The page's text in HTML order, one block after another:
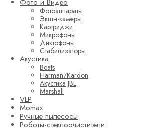
Фото и Видео
Фотоаппараты
Экшн-камеры
Картриджи
Микрофоны
Диктофоны
Стабилизаторы
Акустика
Beats
Harman/Kardon
Акустика JBL
Marshall
VLP
Momax
Ручные пылесосы
Роботы-стеклоочистители